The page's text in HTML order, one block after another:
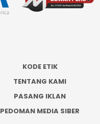
KODE ETIK
TENTANG KAMI
PASANG IKLAN
PEDOMAN MEDIA SIBER